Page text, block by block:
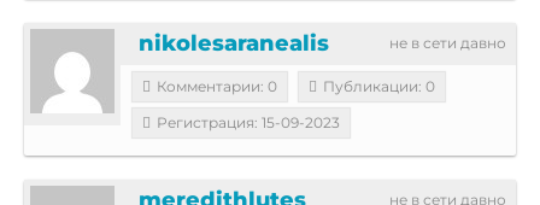
не в сети давно
nikolesaranealis
Комментарии: 0
Публикации: 0
Регистрация: 15-09-2023
не в сети давно